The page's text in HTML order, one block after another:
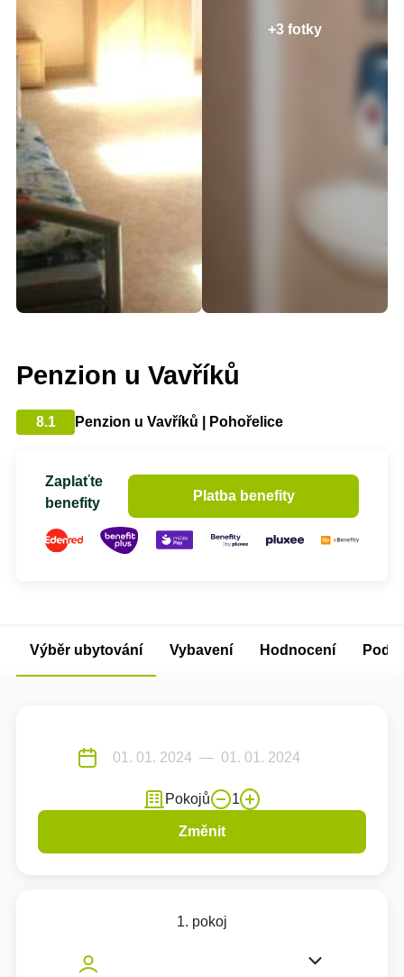
+3 fotky
Penzion u Vavříků
8.1 Penzion u Vavříků | Pohořelice
Zaplaťte
benefity
Platba benefity
Výběr ubytování Vybavení Hodnocení
Pokojů 1
Změnit
1. pokoj